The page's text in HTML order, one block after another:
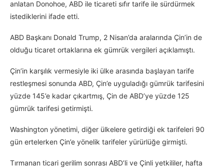
anlatan Donohoe, ABD ile ticareti sıfır tarife ile sürdürmek
istediklerini ifade etti.
ABD Başkanı Donald Trump, 2 Nisan’da aralarında Çin’in de
olduğu ticaret ortaklarına ek gümrük vergileri açıklamıştı.
Çin’in karşılık vermesiyle iki ülke arasında başlayan tarife
restleşmesi sonunda ABD, Çin’e uyguladığı gümrük tarifesini
yüzde 145’e kadar çıkartmış, Çin de ABD’ye yüzde 125
gümrük tarifesi getirmişti.
Washington yönetimi, diğer ülkelere getirdiği ek tarifeleri 90
gün ertelerken Çin’e yönelik tarifeler yürürlüğe girmişti.
Tırmanan ticari gerilim sonrası ABD’li ve Çinli yetkililer, hafta